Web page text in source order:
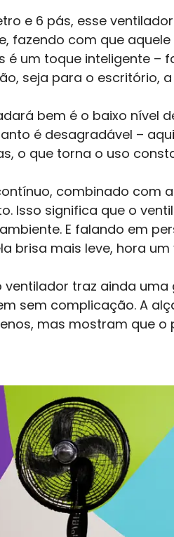
e 6 pás, esse
fazendo com que
é um toque inteligente
seja para o escritório,
bem é o baixo nível
é desagradável –
o que torna o uso
combinado com
Isso significa que o
E falando em
brisa mais leve, hora
ventilador traz ainda
sem complicação. A
mas mostram que